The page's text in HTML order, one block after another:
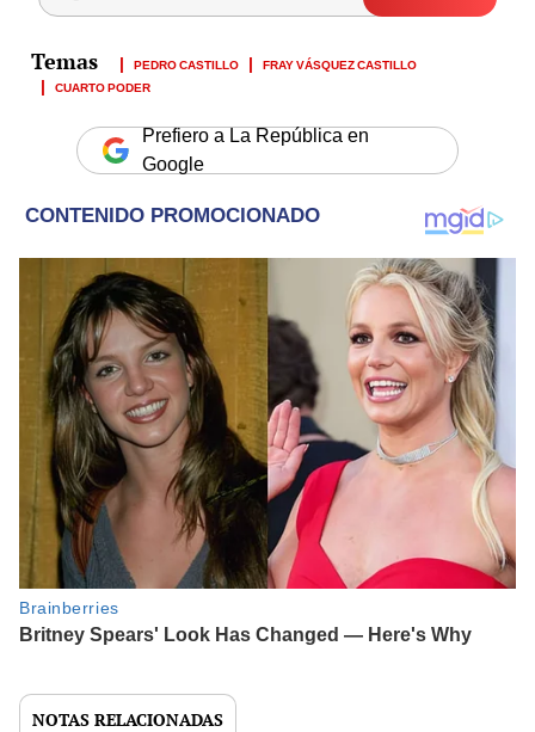
PEDRO CASTILLO
FRAY VÁSQUEZ CASTILLO
CUARTO PODER
Prefiero a La República en
Google
NOTAS RELACIONADAS